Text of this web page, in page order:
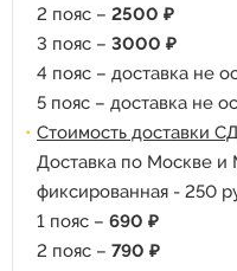
2 пояс – 2500 ₽
3 пояс – 3000 ₽
4 пояс – доставка не
5 пояс – доставка не
Стоимость доставки
Доставка по Москве и
фиксированная - 250
1 пояс – 690 ₽
2 пояс – 790 ₽